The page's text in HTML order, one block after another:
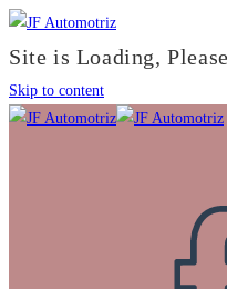
Site is Loading,
Skip to content